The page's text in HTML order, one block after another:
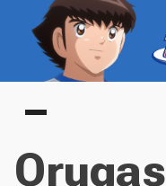
Main menu
Orugas